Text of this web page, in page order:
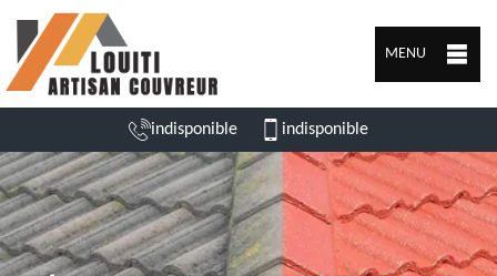
MENU
indisponible indisponible